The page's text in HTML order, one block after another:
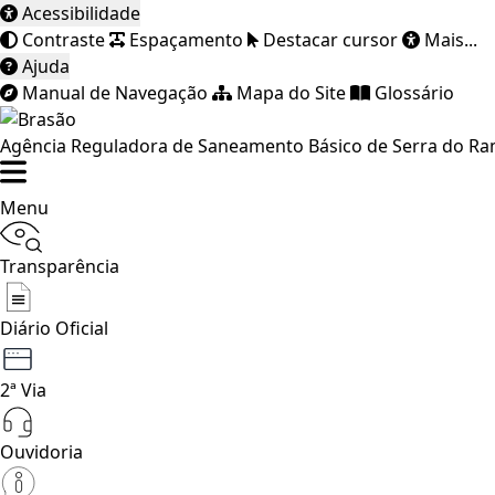
Acessibilidade
Contraste
Espaçamento Destacar cursor
Mais...
Ajuda
Manual de Navegação
Mapa do Site Glossário
Agência Reguladora de Saneamento Básico de Serra do
Menu
Transparência
Diário Oficial
2ª Via
Ouvidoria